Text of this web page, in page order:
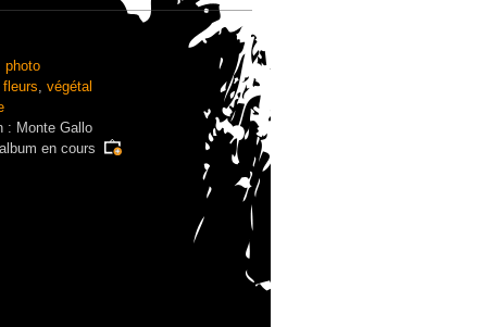
photo
fleurs, végétal
: Monte Gallo
en cours